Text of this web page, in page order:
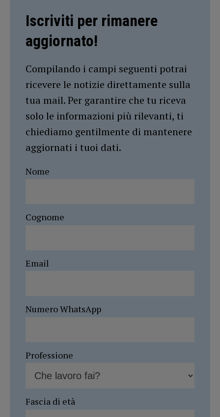
Iscriviti per rimanere
aggiornato!
Compilando i campi seguenti potrai
ricevere le notizie direttamente sulla
tua mail. Per garantire che tu riceva
solo le informazioni più rilevanti, ti
chiediamo gentilmente di mantenere
aggiornati i tuoi dati.
Nome
Cognome
Email
Numero WhatsApp
Professione
Fascia di età